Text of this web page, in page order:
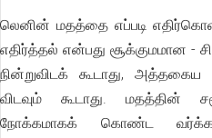
லெனின் மதத்தை எப்படி
எதிர்த்தல் என்பது சூக்குமமான
நின்றுவிடக் கூடாது,
விடவும் கூடாது. மதத்தின்
நோக்கமாகக் கொண்ட